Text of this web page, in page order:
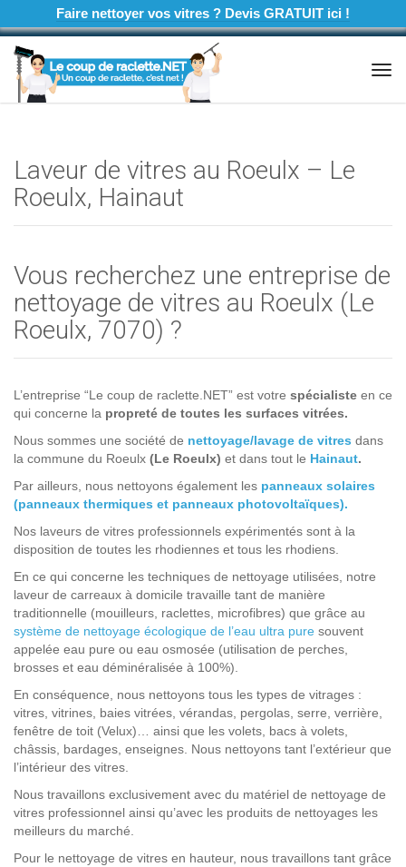
Faire nettoyer vos vitres ? Devis GRATUIT ici !
Laveur de vitres au Roeulx – Le
Roeulx, Hainaut
Vous recherchez une entreprise de
nettoyage de vitres au Roeulx (Le
Roeulx, 7070) ?
L’entreprise “Le coup de raclette.NET” est votre spécialiste en ce
qui concerne la propreté de toutes les surfaces vitrées.
Nous sommes une société de nettoyage/lavage de vitres dans
la commune du Roeulx (Le Roeulx) et dans tout le Hainaut.
Par ailleurs, nous nettoyons également les panneaux solaires
(panneaux thermiques et panneaux photovoltaïques).
Nos laveurs de vitres professionnels expérimentés sont à la
disposition de toutes les rhodiennes et tous les rhodiens.
En ce qui concerne les techniques de nettoyage utilisées, notre
laveur de carreaux à domicile travaille tant de manière
traditionnelle (mouilleurs, raclettes, microfibres) que grâce au
système de nettoyage écologique de l’eau ultra pure souvent
appelée eau pure ou eau osmosée (utilisation de perches,
brosses et eau déminéralisée à 100%).
En conséquence, nous nettoyons tous les types de vitrages :
vitres, vitrines, baies vitrées, vérandas, pergolas, serre, verrière,
fenêtre de toit (Velux)… ainsi que les volets, bacs à volets,
châssis, bardages, enseignes. Nous nettoyons tant l’extérieur que
l’intérieur des vitres.
Nous travaillons exclusivement avec du matériel de nettoyage de
vitres professionnel ainsi qu’avec les produits de nettoyages les
meilleurs du marché.
Pour le nettoyage de vitres en hauteur, nous travaillons tant grâce